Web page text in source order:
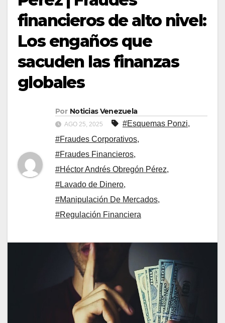
financieros de alto nivel:
Los engaños que
sacuden las finanzas
globales
Por Noticias Venezuela
AGO 25, 2025 #Esquemas Ponzi,
#Fraudes Corporativos,
#Fraudes Financieros,
#Héctor Andrés Obregón Pérez,
#Lavado de Dinero,
#Manipulación De Mercados,
#Regulación Financiera